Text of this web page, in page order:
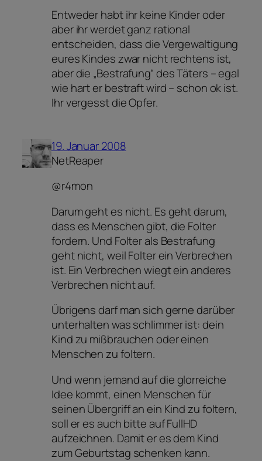
Entweder habt ihr keine Kinder oder
aber ihr werdet ganz rational
entscheiden, dass die Vergewaltigung
eures Kindes zwar nicht rechtens ist,
aber die „Bestrafung“ des Täters – egal
wie hart er bestraft wird – schon ok ist.
Ihr vergesst die Opfer.
19. Januar 2008
NetReaper
@r4mon
Darum geht es nicht. Es geht darum,
dass es Menschen gibt, die Folter
fordern. Und Folter als Bestrafung
geht nicht, weil Folter ein Verbrechen
ist. Ein Verbrechen wiegt ein anderes
Verbrechen nicht auf.
Übrigens darf man sich gerne darüber
unterhalten was schlimmer ist: dein
Kind zu mißbrauchen oder einen
Menschen zu foltern.
Und wenn jemand auf die glorreiche
Idee kommt, einen Menschen für
seinen Übergriff an ein Kind zu foltern,
soll er es auch bitte auf FullHD
aufzeichnen. Damit er es dem Kind
zum Geburtstag schenken kann.